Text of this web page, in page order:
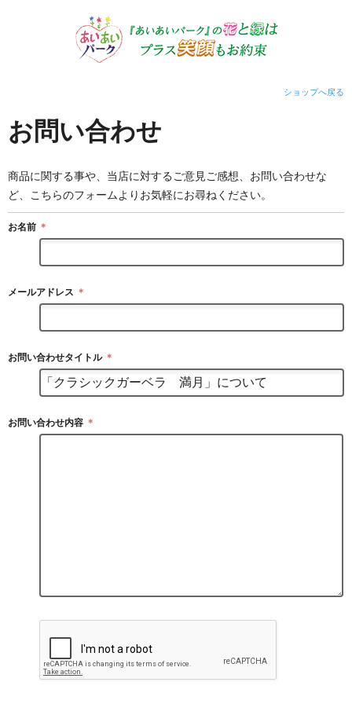
ショップへ戻る
お問い合わせ
商品に関する事や、当店に対するご意見ご感想、お問い合わせな
ど、こちらのフォームよりお気軽にお尋ねください。
お名前 ＊
メールアドレス ＊
お問い合わせタイトル ＊
お問い合わせ内容 ＊